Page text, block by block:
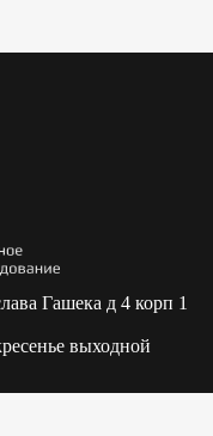
Гашека д 4 корп 1
выходной